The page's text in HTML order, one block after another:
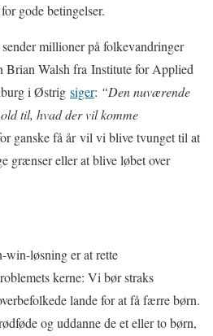
gode betingelser.
millioner på folkevandringer
Brian Walsh fra Institute for Applied
i Østrig siger: “Den nuværende
til, hvad der vil komme
ganske få år vil vi blive tvunget til at
grænser eller at blive løbet over
win-løsning er at rette
kerne: Vi bør straks
lande for at få færre børn.
og uddanne de et eller to børn,